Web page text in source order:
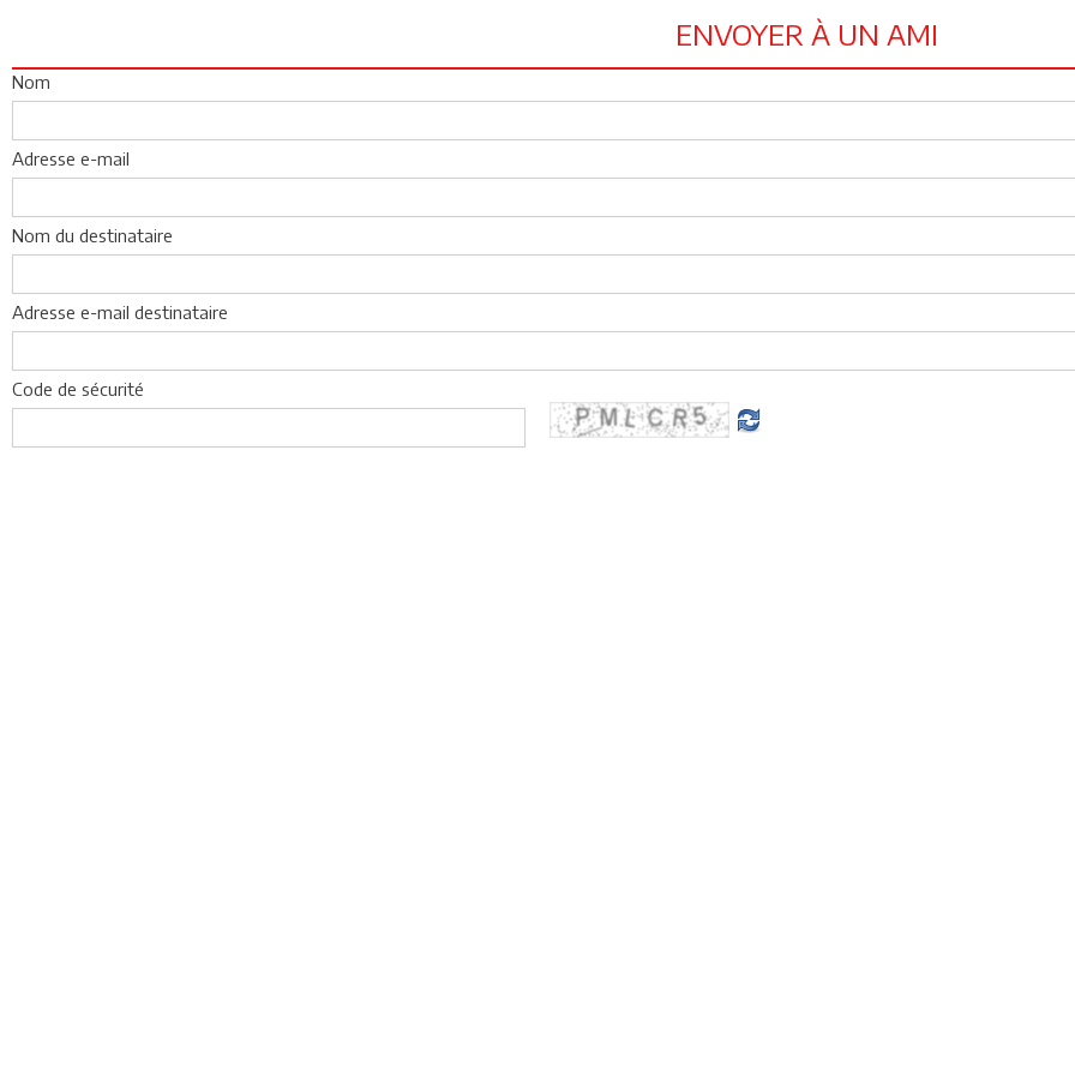
ENVOYER À UN AMI
Nom
Adresse e-mail
Nom du destinataire
Adresse e-mail destinataire
Code de sécurité